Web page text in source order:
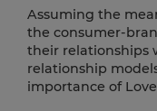
Assuming the
the consumer-
their relationships
relationship
importance of